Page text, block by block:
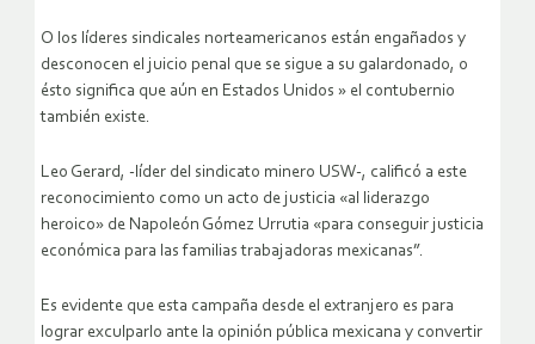
O los líderes sindicales norteamericanos están engañados y
desconocen el juicio penal que se sigue a su galardonado, o
ésto significa que aún en Estados Unidos » el contubernio
también existe.
Leo Gerard, -líder del sindicato minero USW-, calificó a este
reconocimiento como un acto de justicia «al liderazgo
heroico» de Napoleón Gómez Urrutia «para conseguir justicia
económica para las familias trabajadoras mexicanas”.
Es evidente que esta campaña desde el extranjero es para
lograr exculparlo ante la opinión pública mexicana y convertir